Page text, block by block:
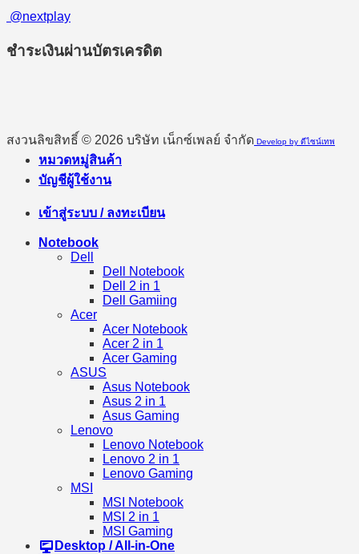
@nextplay
ชำระเงินผ่านบัตรเครดิต
สงวนลิขสิทธิ์ © 2026 บริษัท เน็กซ์เพลย์ จำกัด Develop by ดีไซน์เทพ
หมวดหมู่สินค้า
บัญชีผู้ใช้งาน
เข้าสู่ระบบ / ลงทะเบียน
Notebook
Dell
Dell Notebook
Dell 2 in 1
Dell Gamiing
Acer
Acer Notebook
Acer 2 in 1
Acer Gaming
ASUS
Asus Notebook
Asus 2 in 1
Asus Gaming
Lenovo
Lenovo Notebook
Lenovo 2 in 1
Lenovo Gaming
MSI
MSI Notebook
MSI 2 in 1
MSI Gaming
Desktop / All-in-One